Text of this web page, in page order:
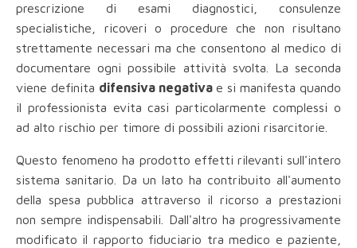
prescrizione di esami diagnostici, consulenze
specialistiche, ricoveri o procedure che non risultano
strettamente necessari ma che consentono al medico di
documentare ogni possibile attività svolta. La seconda
viene definita difensiva negativa e si manifesta quando
il professionista evita casi particolarmente complessi o
ad alto rischio per timore di possibili azioni risarcitorie.
Questo fenomeno ha prodotto effetti rilevanti sull'intero
sistema sanitario. Da un lato ha contribuito all'aumento
della spesa pubblica attraverso il ricorso a prestazioni
non sempre indispensabili. Dall'altro ha progressivamente
modificato il rapporto fiduciario tra medico e paziente,